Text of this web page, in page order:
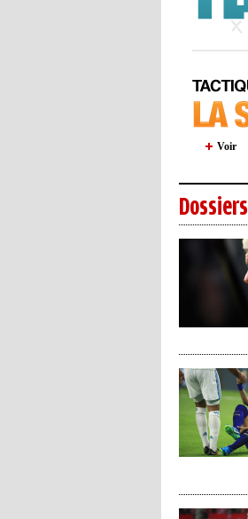
Voir
Dossiers